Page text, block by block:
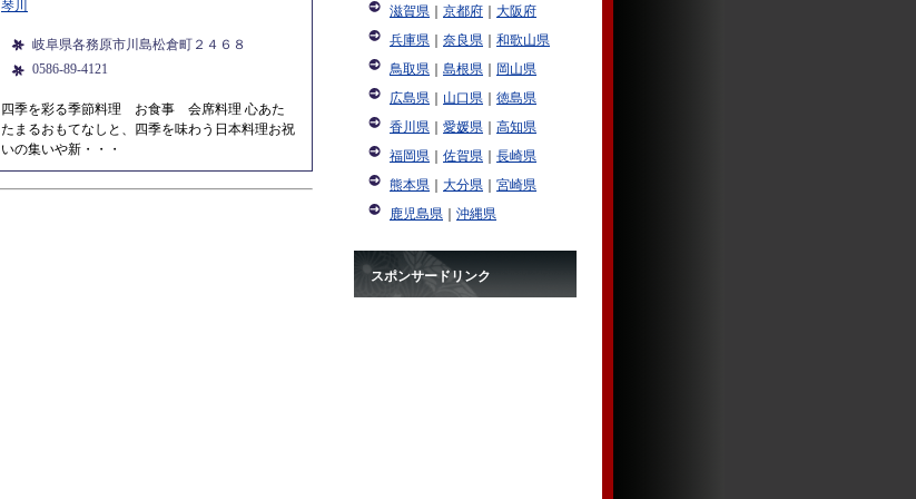
琴川
岐阜県各務原市川島松倉町２４６８
0586-89-4121
四季を彩る季節料理 お食事 会席料理 心あた
たまるおもてなしと、四季を味わう日本料理お祝
いの集いや新・・・
滋賀県 京都府
大阪府
兵庫県
奈良県
和歌山県
鳥取県
島根県
岡山県
広島県
山口県
徳島県
香川県
愛媛県
高知県
福岡県
佐賀県
長崎県
熊本県
大分県
宮崎県
鹿児島県
沖縄県
スポンサードリンク